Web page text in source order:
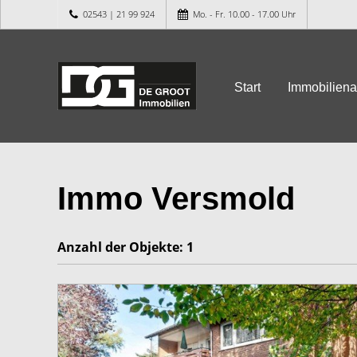
02543 | 21 99 924 Mo. - Fr. 10.00 - 17.00 Uhr
Start
Immo Versmold
Anzahl der Objekte: 1